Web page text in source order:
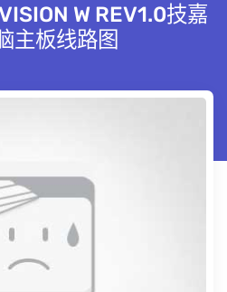
W REV1.0技嘉
主板线路图